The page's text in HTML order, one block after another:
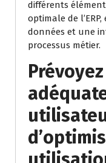
différents
optimale de
données et une
processus métier.